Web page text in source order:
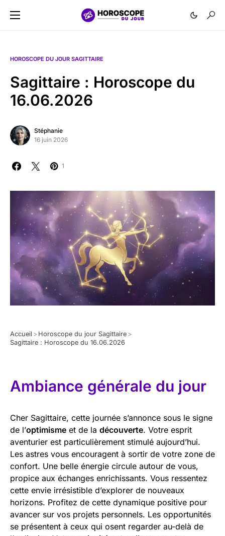
HOROSCOPE DU JOUR SAGITTAIRE
Sagittaire : Horoscope du
16.06.2026
Stéphanie
16 juin 2026
1
Accueil > Horoscope du jour Sagittaire >
Sagittaire : Horoscope du 16.06.2026
Ambiance générale du jour
Cher Sagittaire, cette journée s’annonce sous le signe
de l’optimisme et de la découverte. Votre esprit
aventurier est particulièrement stimulé aujourd’hui.
Les astres vous encouragent à sortir de votre zone de
confort. Une belle énergie circule autour de vous,
propice aux échanges enrichissants. Vous ressentez
cette envie irrésistible d’explorer de nouveaux
horizons. Profitez de cette dynamique positive pour
avancer sur vos projets personnels. Les opportunités
se présentent à ceux qui osent regarder au-delà de